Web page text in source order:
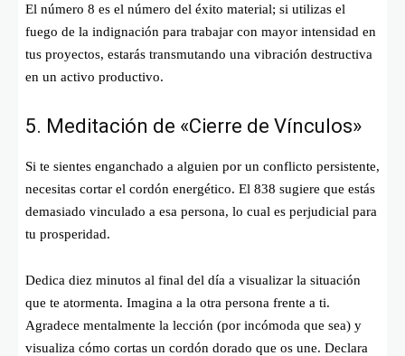
El número 8 es el número del éxito material; si utilizas el
fuego de la indignación para trabajar con mayor intensidad en
tus proyectos, estarás transmutando una vibración destructiva
en un activo productivo.
5. Meditación de «Cierre de Vínculos»
Si te sientes enganchado a alguien por un conflicto persistente,
necesitas cortar el cordón energético. El 838 sugiere que estás
demasiado vinculado a esa persona, lo cual es perjudicial para
tu prosperidad.
Dedica diez minutos al final del día a visualizar la situación
que te atormenta. Imagina a la otra persona frente a ti.
Agradece mentalmente la lección (por incómoda que sea) y
visualiza cómo cortas un cordón dorado que os une. Declara